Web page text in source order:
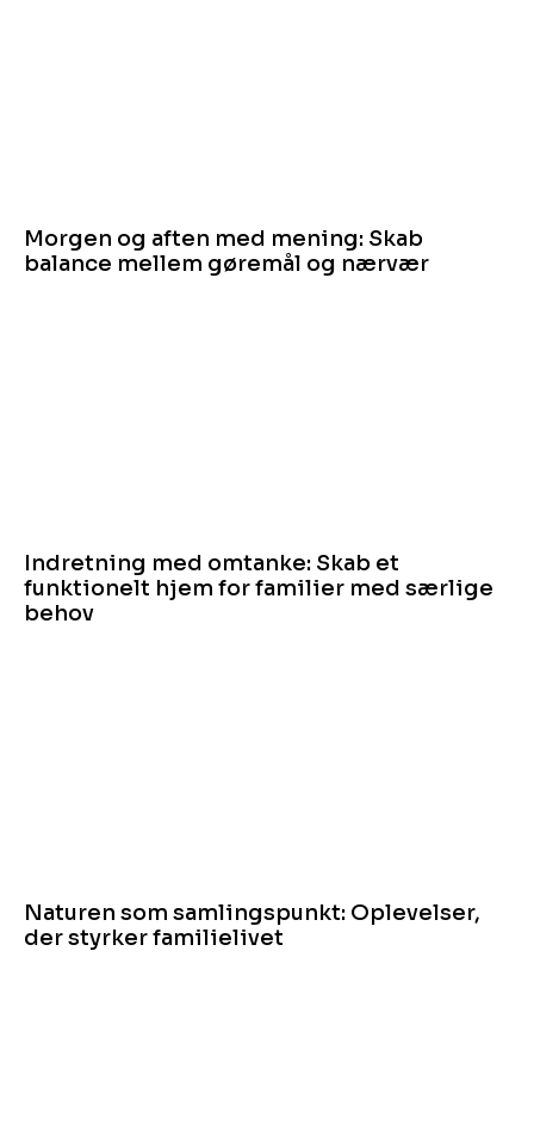
Morgen og aften med mening: Skab
balance mellem gøremål og nærvær
Indretning med omtanke: Skab et
funktionelt hjem for familier med særlige
behov
Naturen som samlingspunkt: Oplevelser,
der styrker familielivet